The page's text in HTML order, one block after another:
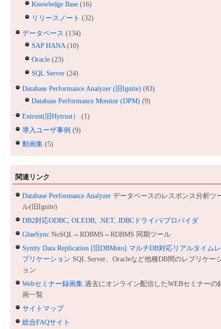
Knowledge Base (16)
リリースノート (32)
データベース (134)
SAP HANA(10)
Oracle (23)
SQL Server (24)
Database Performance Analyzer (旧Ignite) (83)
Database Performance Monitor (DPM) (9)
Entrust(旧Hytrust）
(1)
導入ユーザ事例 (9)
動画集 (5)
関連リンク
Database Performance Analyzer データベースのレスポンス分析ツ
ル(旧Ignite)
DB2対応ODBC, OLEDB, .NET, JDBCドライバ/プロバイダ
GlueSync NoSQL⇔RDBMS⇔RDBMS 同期ツール
Synity Data Replication [旧DBMoto] マルチDB対応リアルタイムレ
プリケーション SQL Server、Oracleなど他種DB間のレプリケー
ョン
Webセミナー録画集 過去にオンライン配信したWEBセミナーの
画一覧
サイトマップ
総合FAQサイト